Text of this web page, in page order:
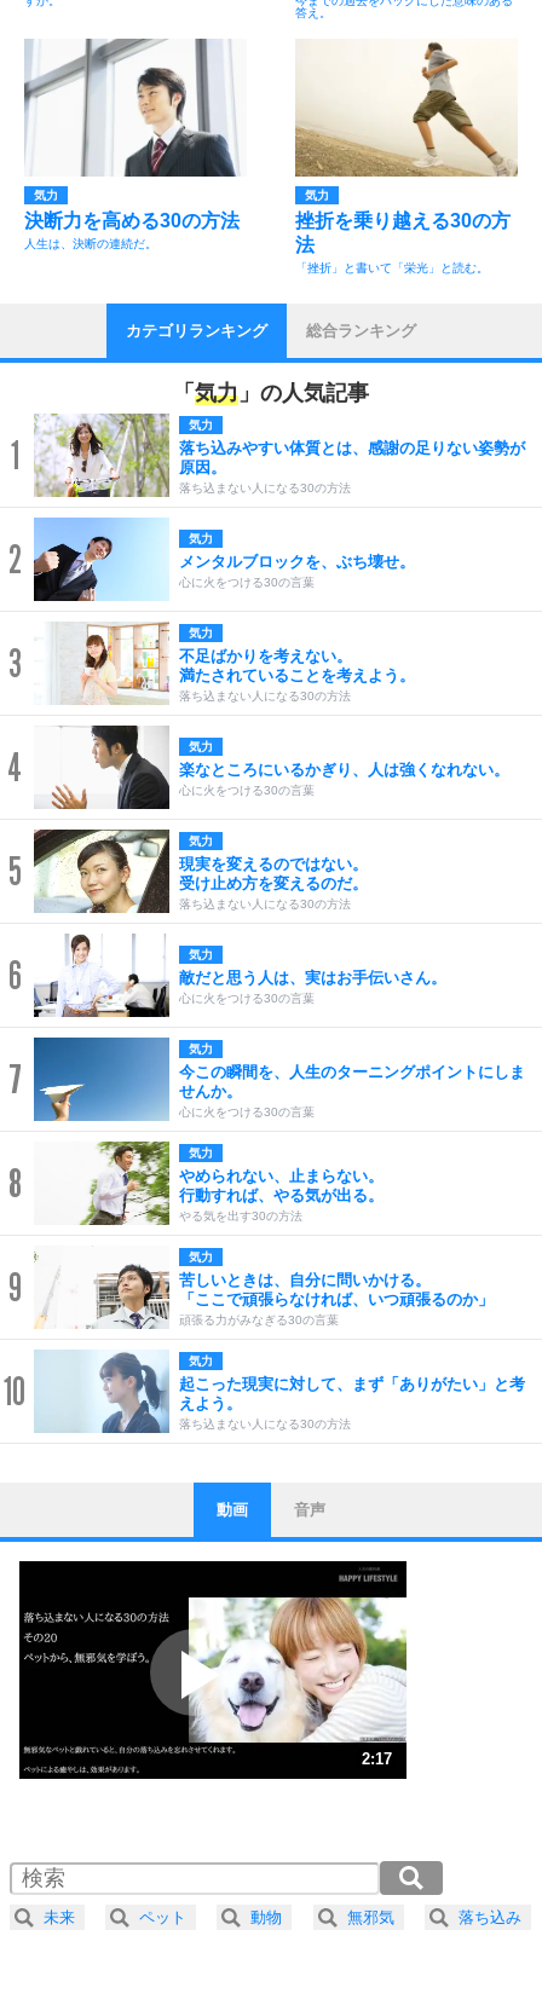
答え。
気力
決断力を高める30の方法
人生は、決断の連続だ。
気力
挫折を乗り越える30の方
法
「挫折」と書いて「栄光」と読む。
カテゴリランキング 総合ランキング
「 気力 」の人気記事
1
気力
落ち込みやすい体質とは、感謝の足りない姿勢が
原因。
落ち込まない人になる30の方法
2 気力
メンタルブロックを、ぶち壊せ。
心に火をつける30の言葉
3
気力
不足ばかりを考えない。
満たされていることを考えよう。
落ち込まない人になる30の方法
4 気力
楽なところにいるかぎり、人は強くなれない。
心に火をつける30の言葉
5
気力
現実を変えるのではない。
受け止め方を変えるのだ。
落ち込まない人になる30の方法
6 気力
敵だと思う人は、実はお手伝いさん。
心に火をつける30の言葉
7
気力
今この瞬間を、人生のターニングポイントにしま
せんか。
心に火をつける30の言葉
8
気力
やめられない、止まらない。
行動すれば、やる気が出る。
やる気を出す30の方法
9
気力
苦しいときは、自分に問いかける。
「ここで頑張らなければ、いつ頑張るのか」
頑張る力がみなぎる30の言葉
10
気力
起こった現実に対して、まず「ありがたい」と考
えよう。
落ち込まない人になる30の方法
1
ストレス対策
他人と比べない。
いっそのこと、他人を見ない。
いらいらしない人になる30の方法
プラス思考
ポジティブになれない原因は、行動しないから。
ポジティブ思考になる30の方法
ストレス対策
人生、なんとかなるもの。
気楽に生きる30の方法
4 器の大きい人は、怒りを優しさで表現する。
プラス思考
動画 音声
2:17
2.0倍速 （270KB 1分8秒）
2.5倍速 （216KB 55秒）
3.0倍速 （180KB 45秒）
未来 ペット 動物 無邪気 落ち込み